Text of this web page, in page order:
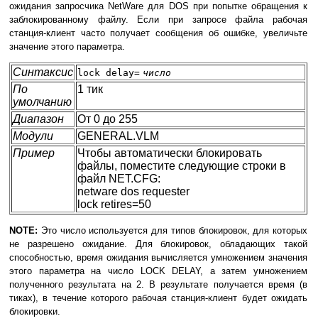
ожидания запросчика NetWare для DOS при попытке обращения к
заблокированному файлу. Если при запросе файла рабочая
станция-клиент часто получает сообщения об ошибке, увеличьте
значение этого параметра.
Синтаксис lock delay= число
По
умолчанию
1 тик
Диапазон
От 0 до 255
Модули
GENERAL.VLM
Пример
Чтобы автоматически блокировать
файлы, поместите следующие строки в
файл NET.CFG:
netware dos requester
lock retires=50
NOTE: Это число используется для типов блокировок, для которых
не разрешено ожидание. Для блокировок, обладающих такой
способностью, время ожидания вычисляется умножением значения
этого параметра на число LOCK DELAY, а затем умножением
полученного результата на 2. В результате получается время (в
тиках), в течение которого рабочая станция-клиент будет ожидать
блокировки.